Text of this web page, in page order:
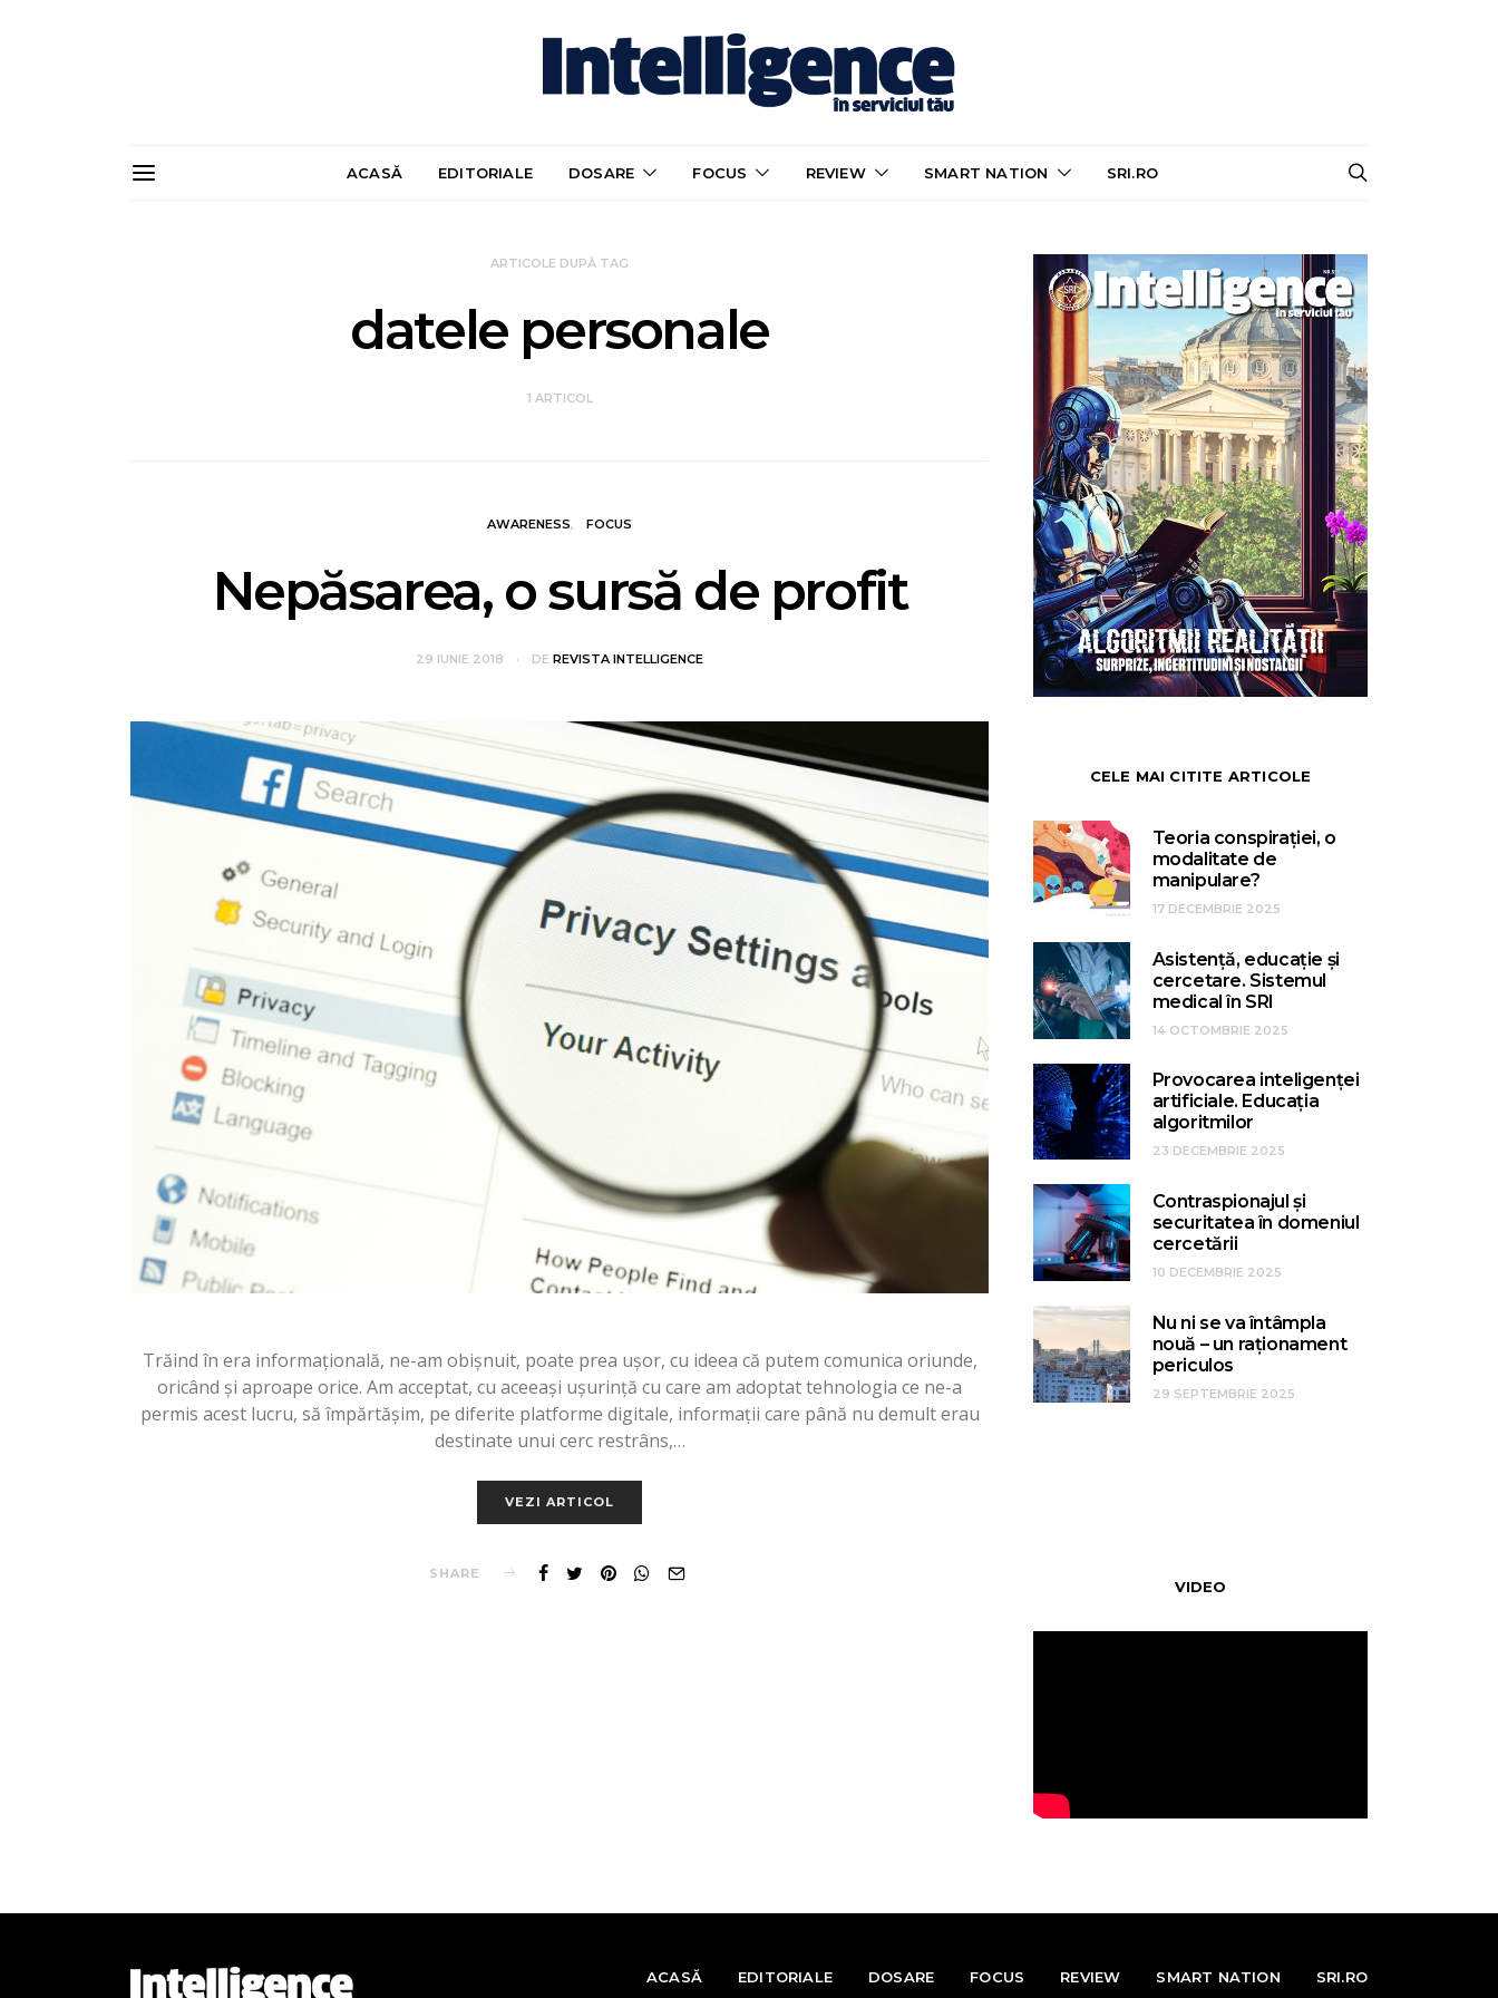
ACASĂ EDITORIALE DOSARE FOCUS REVIEW SMART NATION SRI.RO
ARTICOLE DUPĂ TAG
datele personale
1 ARTICOL
AWARENESS FOCUS
Nepăsarea, o sursă de profit
29 IUNIE 2018 DE REVISTA INTELLIGENCE
Trăind în era informațională, ne-am obișnuit, poate prea ușor, cu ideea că putem comunica oriunde,
oricând şi aproape orice. Am acceptat, cu aceeaşi ușurință cu care am adoptat tehnologia ce ne-a
permis acest lucru, să împărtăşim, pe diferite platforme digitale, informații care până nu demult erau
destinate unui cerc restrâns,…
VEZI ARTICOL
SHARE
CELE MAI CITITE ARTICOLE
Teoria conspirației, o
modalitate de
manipulare?
17 DECEMBRIE 2025
Asistență, educație și
cercetare. Sistemul
medical în SRI
14 OCTOMBRIE 2025
Provocarea inteligenței
artificiale. Educația
algoritmilor
23 DECEMBRIE 2025
Contraspionajul și
securitatea în domeniul
cercetării
10 DECEMBRIE 2025
Nu ni se va întâmpla
nouă – un raționament
periculos
29 SEPTEMBRIE 2025
VIDEO
ACASĂ EDITORIALE DOSARE FOCUS REVIEW SMART NATION SRI.RO